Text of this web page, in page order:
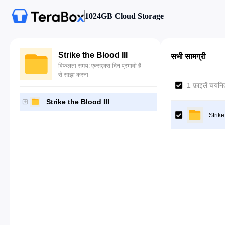
1024GB Cloud Storage
Strike the Blood III
विफलता समय: एक्सएक्स दिन प्रभावी है
से साझा करना
Strike the Blood III
सभी सामग्री
1 फ़ाइलें